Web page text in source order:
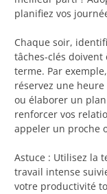
planifiez vos
Chaque soir,
tâches-clés doivent
terme. Par
réservez une
ou élaborer un
renforcer vos
appeler un proche
Astuce : Utilisez la
travail intense
votre productivité